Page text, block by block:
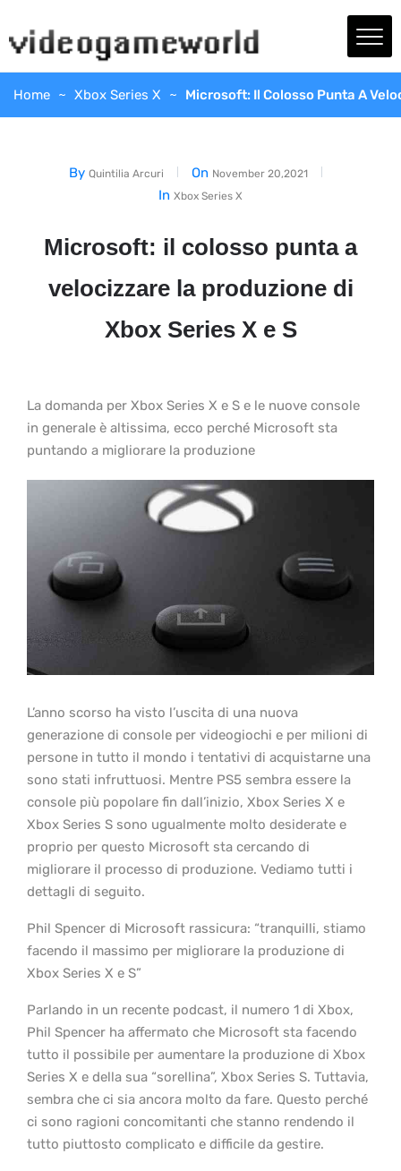
Home Xbox Series X Microsoft: Il Colosso Punta A
By Quintilia Arcuri On November 20,2021
In Xbox Series X
Microsoft: il colosso punta a
velocizzare la produzione di
Xbox Series X e S
La domanda per Xbox Series X e S e le nuove console
in generale è altissima, ecco perché Microsoft sta
puntando a migliorare la produzione
L’anno scorso ha visto l’uscita di una nuova
generazione di console per videogiochi e per milioni di
persone in tutto il mondo i tentativi di acquistarne una
sono stati infruttuosi. Mentre PS5 sembra essere la
console più popolare fin dall’inizio, Xbox Series X e
Xbox Series S sono ugualmente molto desiderate e
proprio per questo Microsoft sta cercando di
migliorare il processo di produzione. Vediamo tutti i
dettagli di seguito.
Phil Spencer di Microsoft rassicura: “tranquilli, stiamo
facendo il massimo per migliorare la produzione di
Xbox Series X e S”
Parlando in un recente podcast, il numero 1 di Xbox,
Phil Spencer ha affermato che Microsoft sta facendo
tutto il possibile per aumentare la produzione di Xbox
Series X e della sua “sorellina”, Xbox Series S. Tuttavia,
sembra che ci sia ancora molto da fare. Questo perché
ci sono ragioni concomitanti che stanno rendendo il
tutto piuttosto complicato e difficile da gestire.